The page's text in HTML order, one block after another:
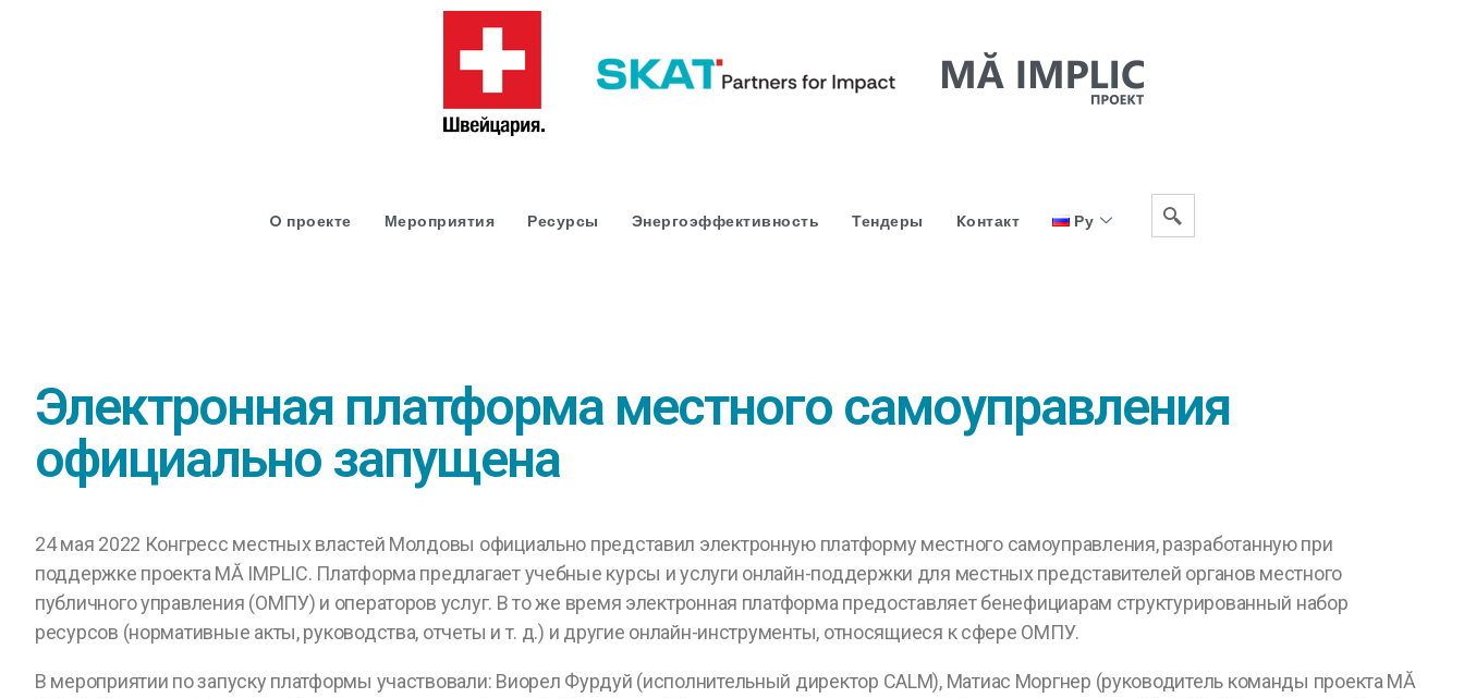
O проекте Мероприятия Ресурсы Энергоэффективность Тендеры Kонтакт Ру
Электронная платформа местного самоуправления
официально запущена
24 мая 2022 Конгресс местных властей Молдовы официально представил электронную платформу местного самоуправления, разработанную при
поддержке проекта MĂ IMPLIC. Платформа предлагает учебные курсы и услуги онлайн-поддержки для местных представителей органов местного
публичного управления (ОМПУ) и операторов услуг. В то же время электронная платформа предоставляет бенефициарам структурированный набор
ресурсов (нормативные акты, руководства, отчеты и т. д.) и другие онлайн-инструменты, относящиеся к сфере ОМПУ.
В мероприятии по запуску платформы участвовали: Виорел Фурдуй (исполнительный директор CALM), Матиас Моргнер (руководитель команды проекта MĂ